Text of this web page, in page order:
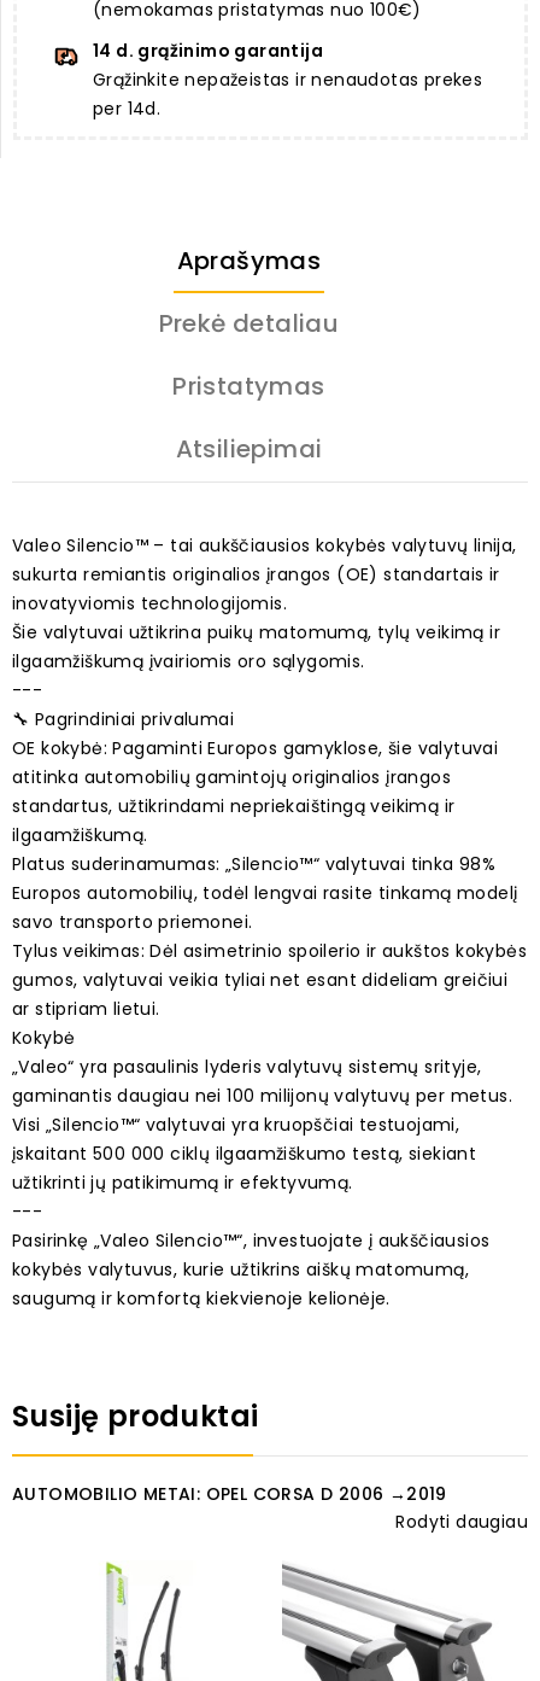
(nemokamas pristatymas nuo 100€)
14 d. grąžinimo garantija
Grąžinkite nepažeistas ir nenaudotas prekes
per 14d.
Aprašymas
Prekė detaliau
Pristatymas
Atsiliepimai
Valeo Silencio™ – tai aukščiausios kokybės valytuvų linija,
sukurta remiantis originalios įrangos (OE) standartais ir
inovatyviomis technologijomis.
Šie valytuvai užtikrina puikų matomumą, tylų veikimą ir
ilgaamžiškumą įvairiomis oro sąlygomis.
---
🔧 Pagrindiniai privalumai
OE kokybė: Pagaminti Europos gamyklose, šie valytuvai
atitinka automobilių gamintojų originalios įrangos
standartus, užtikrindami nepriekaištingą veikimą ir
ilgaamžiškumą.
Platus suderinamumas: „Silencio™“ valytuvai tinka 98%
Europos automobilių, todėl lengvai rasite tinkamą modelį
savo transporto priemonei.
Tylus veikimas: Dėl asimetrinio spoilerio ir aukštos kokybės
gumos, valytuvai veikia tyliai net esant dideliam greičiui
ar stipriam lietui.
Kokybė
„Valeo“ yra pasaulinis lyderis valytuvų sistemų srityje,
gaminantis daugiau nei 100 milijonų valytuvų per metus.
Visi „Silencio™“ valytuvai yra kruopščiai testuojami,
įskaitant 500 000 ciklų ilgaamžiškumo testą, siekiant
užtikrinti jų patikimumą ir efektyvumą.
---
Pasirinkę „Valeo Silencio™“, investuojate į aukščiausios
kokybės valytuvus, kurie užtikrins aiškų matomumą,
saugumą ir komfortą kiekvienoje kelionėje.
Susiję produktai
AUTOMOBILIO METAI: OPEL CORSA D 2006 →2019
Rodyti daugiau